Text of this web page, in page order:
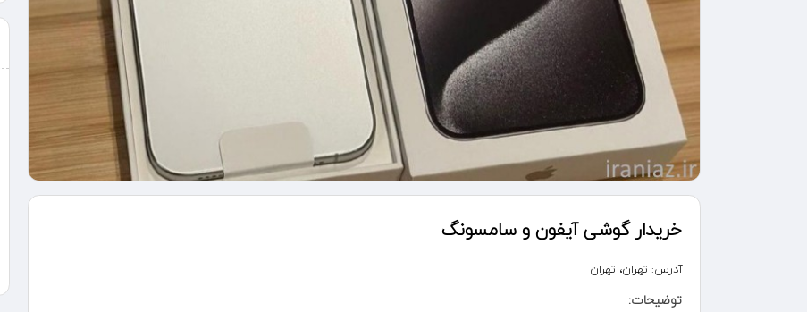
خریدار گوشی آیفون و سامسونگ
آدرس: تهران، تهران
توضیحات: